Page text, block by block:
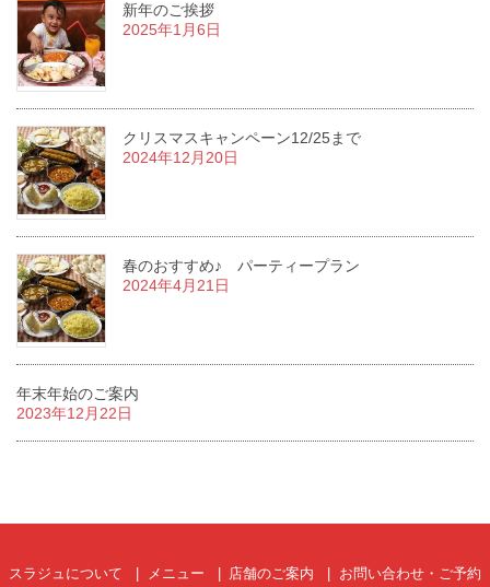
新年のご挨拶
2025年1月6日
クリスマスキャンペーン12/25まで
2024年12月20日
春のおすすめ♪ パーティープラン
2024年4月21日
年末年始のご案内
2023年12月22日
スラジュについて メニュー 店舗のご案内 お問い合わせ・ご予約